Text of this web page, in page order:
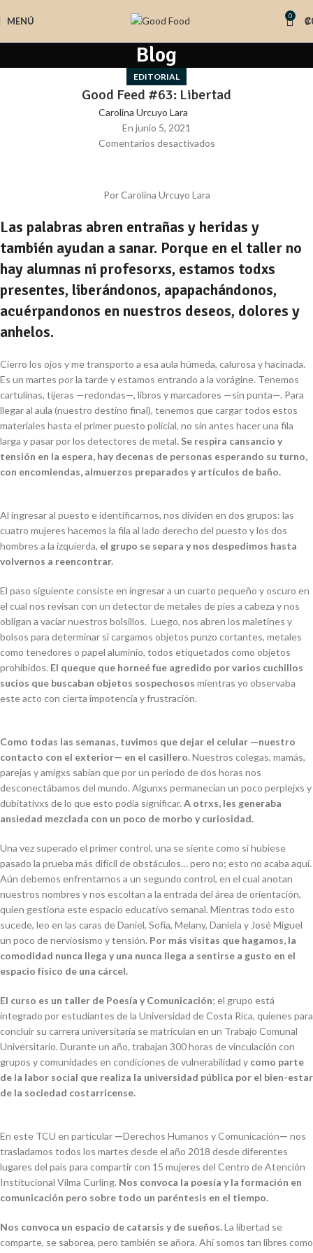
MENÚ 0 ₡
Blog
EDITORIAL
Good Feed #63: Libertad
Carolina Urcuyo Lara
En junio 5, 2021
Comentarios desactivados
Por Carolina Urcuyo Lara
Las palabras abren entrañas y heridas y
también ayudan a sanar. Porque en el taller no
hay alumnas ni profesorxs, estamos todxs
presentes, liberándonos, apapachándonos,
acuérpandonos en nuestros deseos, dolores y
anhelos.
Cierro los ojos y me transporto a esa aula húmeda, calurosa y hacinada.
Es un martes por la tarde y estamos entrando a la vorágine. Tenemos
cartulinas, tijeras —redondas—, libros y marcadores —sin punta—. Para
llegar al aula (nuestro destino final), tenemos que cargar todos estos
materiales hasta el primer puesto policial, no sin antes hacer una fila
larga y pasar por los detectores de metal. Se respira cansancio y
tensión en la espera, hay decenas de personas esperando su turno,
con encomiendas, almuerzos preparados y artículos de baño.
Al ingresar al puesto e identificarnos, nos dividen en dos grupos: las
cuatro mujeres hacemos la fila al lado derecho del puesto y los dos
hombres a la izquierda, el grupo se separa y nos despedimos hasta
volvernos a reencontrar.
El paso siguiente consiste en ingresar a un cuarto pequeño y oscuro en
el cual nos revisan con un detector de metales de pies a cabeza y nos
obligan a vaciar nuestros bolsillos. Luego, nos abren los maletines y
bolsos para determinar si cargamos objetos punzo cortantes, metales
como tenedores o papel aluminio, todos etiquetados como objetos
prohibidos. El queque que horneé fue agredido por varios cuchillos
sucios que buscaban objetos sospechosos mientras yo observaba
este acto con cierta impotencia y frustración.
Como todas las semanas, tuvimos que dejar el celular —nuestro
contacto con el exterior— en el casillero.Nuestros colegas, mamás,
parejas y amigxs sabían que por un periodo de dos horas nos
desconectábamos del mundo. Algunxs permanecían un poco perplejxs y
dubitativxs de lo que esto podía significar. A otrxs, les generaba
ansiedad mezclada con un poco de morbo y curiosidad.
Una vez superado el primer control, una se siente como si hubiese
pasado la prueba más difícil de obstáculos… pero no; esto no acaba aquí.
Aún debemos enfrentarnos a un segundo control, en el cual anotan
nuestros nombres y nos escoltan a la entrada del área de orientación,
quien gestiona este espacio educativo semanal. Mientras todo esto
sucede, leo en las caras de Daniel, Sofía, Melany, Daniela y José Miguel
un poco de nerviosismo y tensión. Por más visitas que hagamos, la
comodidad nunca llega y una nunca llega a sentirse a gusto en el
espacio físico de una cárcel.
El curso es un taller de Poesía y Comunicación; el grupo está
integrado por estudiantes de la Universidad de Costa Rica, quienes para
concluir su carrera universitaria se matriculan en un Trabajo Comunal
Universitario. Durante un año, trabajan 300 horas de vinculación con
grupos y comunidades en condiciones de vulnerabilidad y como parte
de la labor social que realiza la universidad pública por el bien-estar
de la sociedad costarricense.
En este TCU en particular —Derechos Humanos y Comunicación— nos
trasladamos todos los martes desde el año 2018 desde diferentes
lugares del país para compartir con 15 mujeres del Centro de Atención
Institucional Vilma Curling. Nos convoca la poesía y la formación en
comunicación pero sobre todo un paréntesis en el tiempo.
Nos convoca un espacio de catarsis y de sueños.La libertad se
comparte, se saborea, pero también se añora. Ahí somos tan libres como